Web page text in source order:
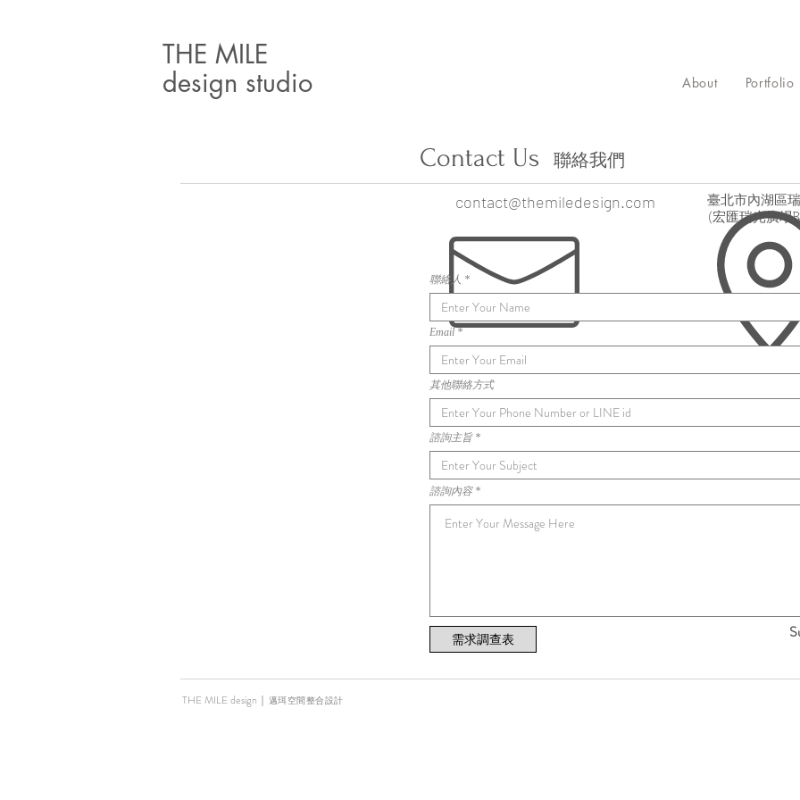
THE MILE
design studio
About Portfolio
Contact Us 聯絡我們
contact@themiledesign.com
臺北市內湖區瑞
(宏匯瑞光廣場
聯絡人
Email
其他聯絡方式
諮詢主旨
諮詢內容
需求調查表
THE MILE design ｜ 邁珥空間整合設計